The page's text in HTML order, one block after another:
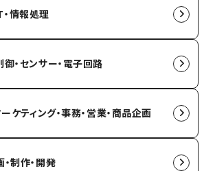
・情報処理
御・センサー・電子回路
ケティング・事務・営業・商品企画
制作・開発